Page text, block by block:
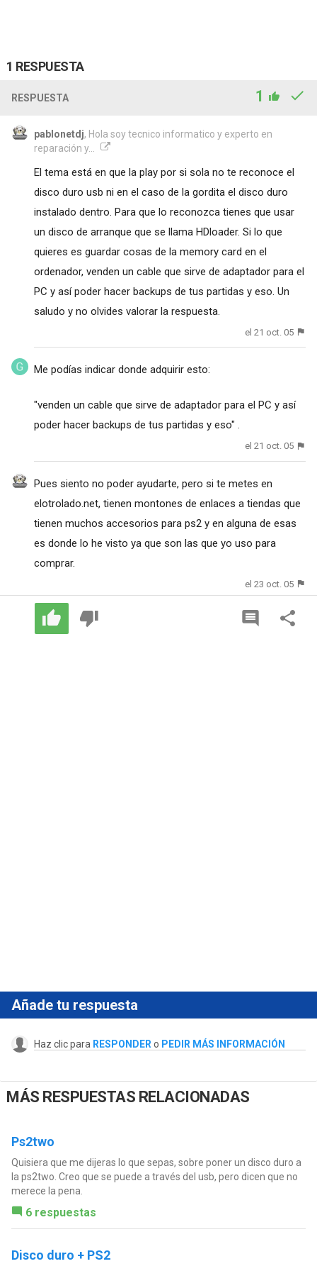
1 RESPUESTA
RESPUESTA 1
pablonetdj, Hola soy tecnico informatico y experto en
reparación y...
El tema está en que la play por si sola no te reconoce el
disco duro usb ni en el caso de la gordita el disco duro
instalado dentro. Para que lo reconozca tienes que usar
un disco de arranque que se llama HDloader. Si lo que
quieres es guardar cosas de la memory card en el
ordenador, venden un cable que sirve de adaptador para el
PC y así poder hacer backups de tus partidas y eso. Un
saludo y no olvides valorar la respuesta.
el 21 oct. 05
Me podías indicar donde adquirir esto:
"venden un cable que sirve de adaptador para el PC y así
poder hacer backups de tus partidas y eso" .
el 21 oct. 05
Pues siento no poder ayudarte, pero si te metes en
elotrolado.net, tienen montones de enlaces a tiendas que
tienen muchos accesorios para ps2 y en alguna de esas
es donde lo he visto ya que son las que yo uso para
comprar.
el 23 oct. 05
Añade tu respuesta
Haz clic para RESPONDER o PEDIR MÁS INFORMACIÓN
MÁS RESPUESTAS RELACIONADAS
Ps2two
Quisiera que me dijeras lo que sepas, sobre poner un disco duro a
la ps2two. Creo que se puede a través del usb, pero dicen que no
merece la pena.
6 respuestas
Disco duro + PS2